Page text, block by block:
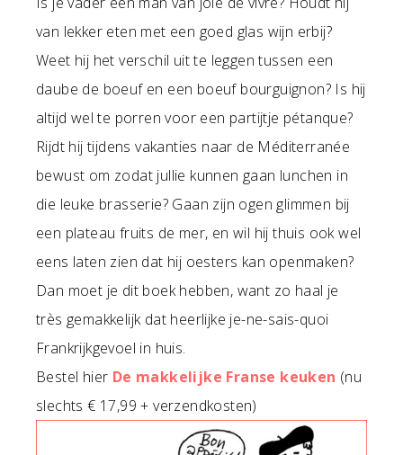
van lekker eten met een goed glas wijn erbij?
Weet hij het verschil uit te leggen tussen een
daube de boeuf en een boeuf bourguignon? Is hij
altijd wel te porren voor een partijtje pétanque?
Rijdt hij tijdens vakanties naar de Méditerranée
bewust om zodat jullie kunnen gaan lunchen in
die leuke brasserie? Gaan zijn ogen glimmen bij
een plateau fruits de mer, en wil hij thuis ook wel
eens laten zien dat hij oesters kan openmaken?
Dan moet je dit boek hebben, want zo haal je
très gemakkelijk dat heerlijke je-ne-sais-quoi
Frankrijkgevoel in huis.
Bestel hier De makkelijke Franse keuken (nu
slechts € 17,99 + verzendkosten)